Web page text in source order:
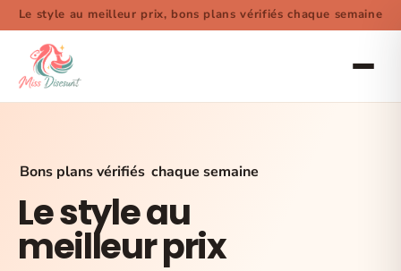
Le style au meilleur prix, bons plans vérifiés chaque semaine
Bons plans vérifiés chaque semaine
Le style au
meilleur prix